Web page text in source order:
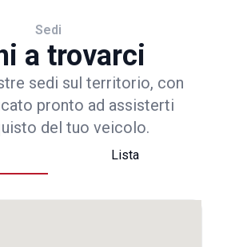
Sedi
a trovarci
sedi sul territorio, con
pronto ad assisterti
del tuo veicolo.
Lista